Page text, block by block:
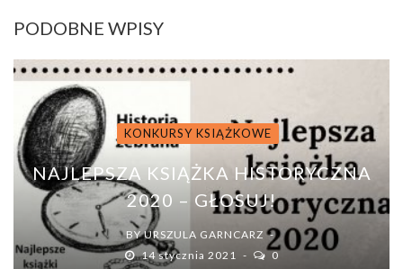
PODOBNE WPISY
KONKURSY KSIĄŻKOWE
NAJLEPSZA KSIĄŻKA HISTORYCZNA
2020 – GŁOSUJ!
BYURSZULA GARNCARZ
14 stycznia 2021
0